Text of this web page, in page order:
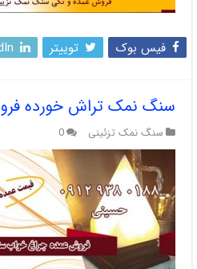
فیس بوک توییتر
سنگ نمک تراش خورده
سنگ نمک تزئینی 0